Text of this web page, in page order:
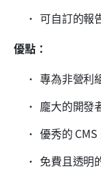
可自訂的報
優點：
專為非營利
龐大的開發
優秀的
免費且透明